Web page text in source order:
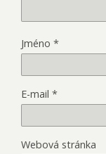
Jméno *
E-mail *
Webová stránka